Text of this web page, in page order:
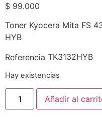
$ 99.000
Toner Kyocera Mita FS
HYB
Referencia TK3132HYB
Hay existencias
Añadir al